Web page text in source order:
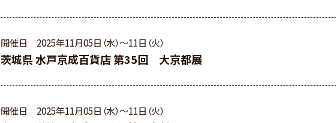
開催日 2025年11月05日（水）〜11日（火）
茨城県 水戸京成百貨店 第35回 大京都展
開催日 2025年11月05日（水）〜11日（火）